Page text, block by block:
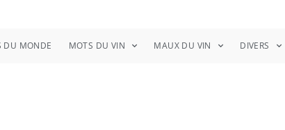
DU MONDE MOTS DU VIN MAUX DU VIN DIVERS